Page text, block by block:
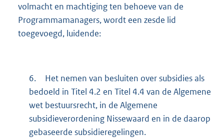
volmacht en machtiging ten behoeve van de
Programmamanagers, wordt een zesde lid
toegevoegd, luidende:
6.
Het nemen van besluiten over subsidies als
bedoeld in Titel 4.2 en Titel 4.4 van de Algemene
wet bestuursrecht, in de Algemene
subsidieverordening Nissewaard en in de daarop
gebaseerde subsidieregelingen.